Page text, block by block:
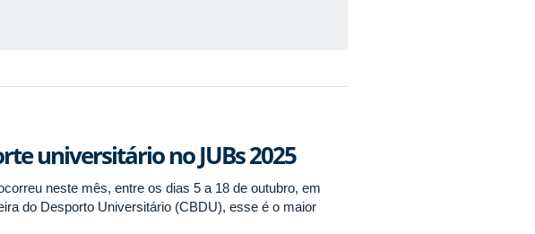
universitário no JUBs 2025
neste mês, entre os dias 5 a 18 de outubro, em
do Desporto Universitário (CBDU), esse é o maior